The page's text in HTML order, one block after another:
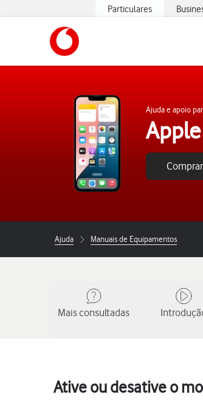
Particulares
Ajuda e apoio
Ajuda Manuais de Equipamentos
Mais consultadas
Ative ou desative o